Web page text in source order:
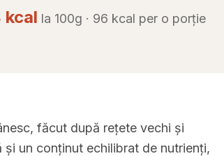
kcal la 100g · 96 kcal per o porție
făcut după rețete vechi și
un conținut echilibrat de nutrienți,